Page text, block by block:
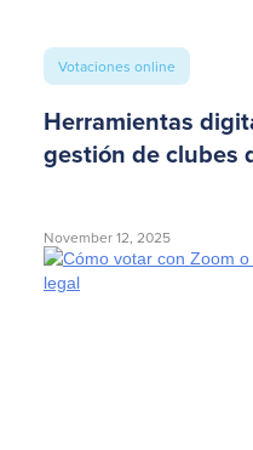
Votaciones online
Herramientas
gestión de clubes
November 12, 2025